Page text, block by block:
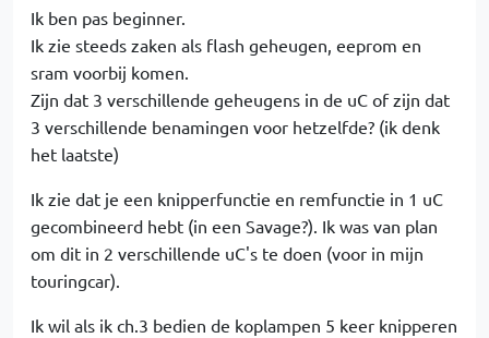
Ik ben pas beginner.
Ik zie steeds zaken als flash geheugen, eeprom en
sram voorbij komen.
Zijn dat 3 verschillende geheugens in de uC of zijn dat
3 verschillende benamingen voor hetzelfde? (ik denk
het laatste)
Ik zie dat je een knipperfunctie en remfunctie in 1 uC
gecombineerd hebt (in een Savage?). Ik was van plan
om dit in 2 verschillende uC's te doen (voor in mijn
touringcar).
Ik wil als ik ch.3 bedien de koplampen 5 keer knipperen